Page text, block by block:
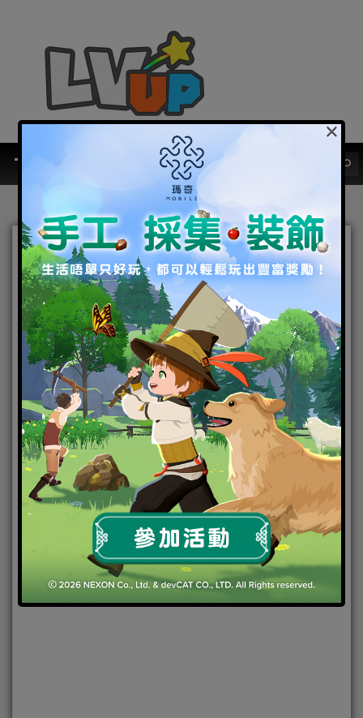
雪花悄然綻放 祝福落滿人間
《戀與製作人》聖誕主題
「雪願冬景」羈絆限時推出
2021-12-24|Android,IOS,手機遊戲
×